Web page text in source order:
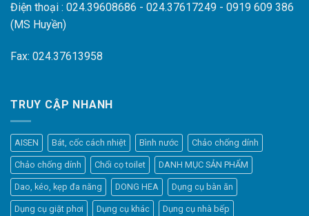
Điện thoại : 024.39608686 - 024.37617249 - 0919 609 386
(MS Huyền)
Fax: 024.37613958
TRUY CẬP NHANH
AISEN Bát, cốc cách nhiệt Bình nước Chảo chống dính
Chảo chống dính Chổi cọ toilet DANH MỤC SẢN PHẨM
Dao, kéo, kẹp đa năng DONG HEA Dụng cụ bàn ăn
Dụng cụ giặt phơi Dụng cụ khác Dụng cụ nhà bếp